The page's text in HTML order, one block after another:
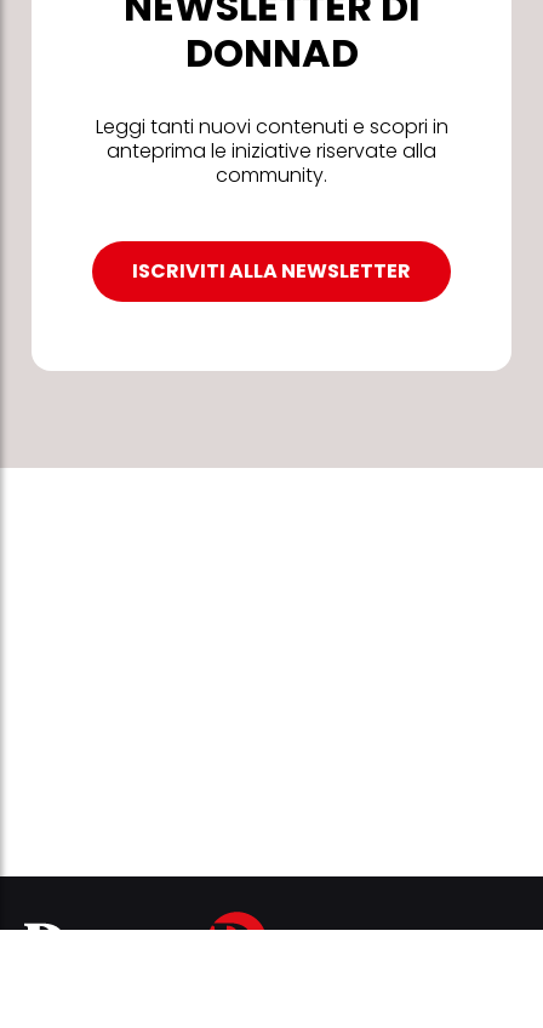
DONNAD
Leggi tanti nuovi contenuti e scopri in
anteprima le iniziative riservate alla
community.
ISCRIVITI ALLA NEWSLETTER